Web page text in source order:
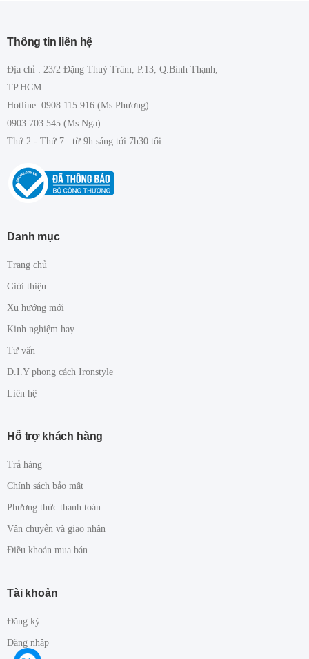
Thông tin liên hệ
Địa chỉ : 23/2 Đặng Thuỳ Trâm, P.13, Q.Bình Thạnh,
TP.HCM
Hotline: 0908 115 916 (Ms.Phương)
0903 703 545 (Ms.Nga)
Thứ 2 - Thứ 7 : từ 9h sáng tới 7h30 tối
Danh mục
Trang chủ
Giới thiệu
Xu hướng mới
Kinh nghiệm hay
Tư vấn
D.I.Y phong cách Ironstyle
Liên hệ
Hỗ trợ khách hàng
Trả hàng
Chính sách bảo mật
Phương thức thanh toán
Vận chuyển và giao nhận
Điều khoản mua bán
Tài khoản
Đăng ký
Đăng nhập